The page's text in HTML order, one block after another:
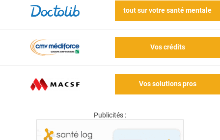
tout sur votre santé mentale
Vos crédits
Vos solutions pros
Publicités :